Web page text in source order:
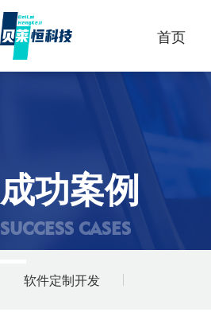
首页
成功案例
SUCCESS CASES
软件定制开发